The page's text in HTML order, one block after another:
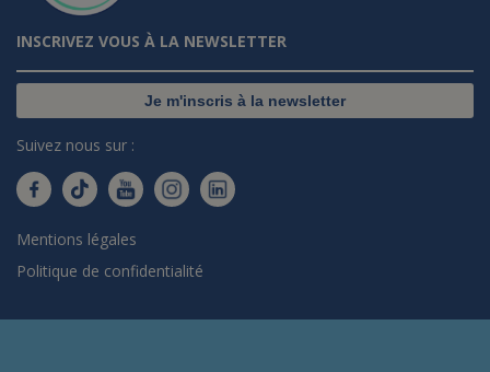
INSCRIVEZ VOUS À LA NEWSLETTER
Je m'inscris à la newsletter
Suivez nous sur :
Mentions légales
Politique de confidentialité